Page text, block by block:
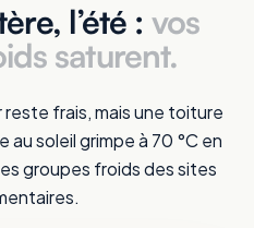
l’été : vos
saturent.
reste frais, mais une toiture
soleil grimpe à 70 °C en
groupes froids des sites